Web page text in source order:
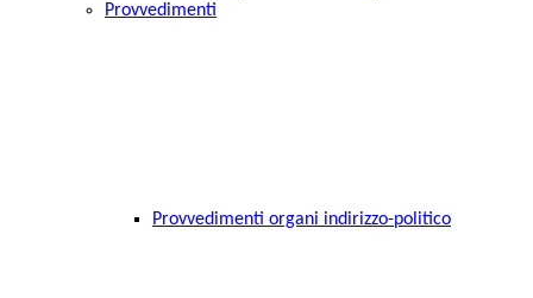
Provvedimenti
Provvedimenti organi indirizzo-politico